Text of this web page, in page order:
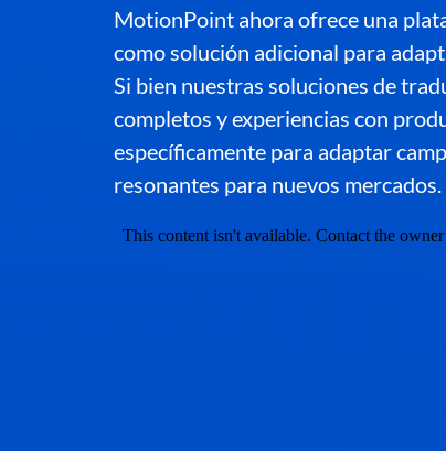
MotionPoint ahora ofrece una
como solución adicional para
Si bien nuestras soluciones de
completos y experiencias con
específicamente para adaptar
resonantes para nuevos mercados.